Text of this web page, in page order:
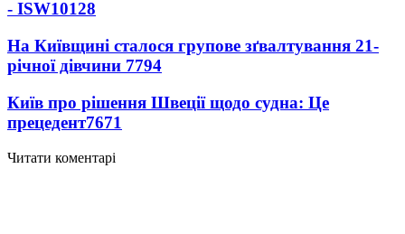
- ISW10128
На Київщині сталося групове зґвалтування 21-
річної дівчини 7794
Київ про рішення Швеції щодо судна: Це
прецедент7671
Читати коментарі